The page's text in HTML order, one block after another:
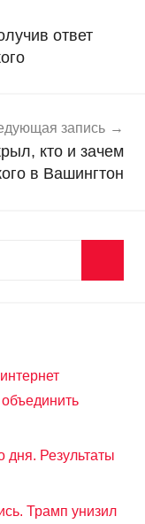
ответ
запись
кто и зачем
в Вашингтон
дня. Результаты
Трамп унизил